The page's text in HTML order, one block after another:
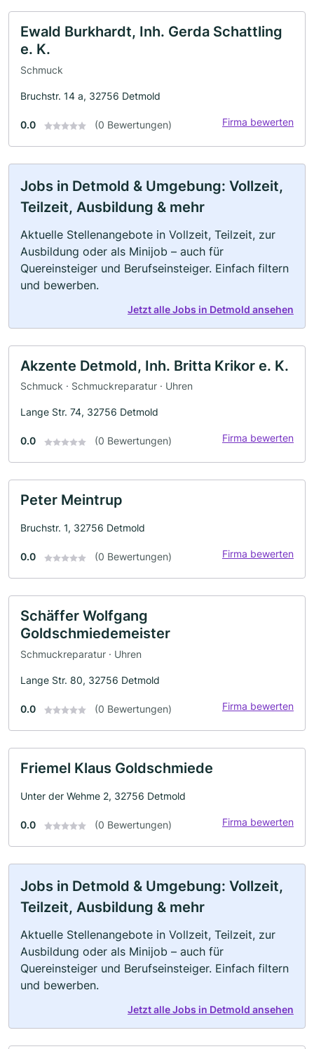
Ewald Burkhardt, Inh. Gerda Schattling
e. K.
Schmuck
Bruchstr. 14 a, 32756 Detmold
0.0 (0 Bewertungen) Firma bewerten
Jobs in Detmold & Umgebung: Vollzeit,
Teilzeit, Ausbildung & mehr
Aktuelle Stellenangebote in Vollzeit, Teilzeit, zur
Ausbildung oder als Minijob – auch für
Quereinsteiger und Berufseinsteiger. Einfach filtern
und bewerben.
Jetzt alle Jobs in Detmold ansehen
Akzente Detmold, Inh. Britta Krikor e. K.
Schmuck · Schmuckreparatur · Uhren
Lange Str. 74, 32756 Detmold
0.0 (0 Bewertungen) Firma bewerten
Peter Meintrup
Bruchstr. 1, 32756 Detmold
0.0 (0 Bewertungen) Firma bewerten
Schäffer Wolfgang
Goldschmiedemeister
Schmuckreparatur · Uhren
Lange Str. 80, 32756 Detmold
0.0 (0 Bewertungen) Firma bewerten
Friemel Klaus Goldschmiede
Unter der Wehme 2, 32756 Detmold
0.0 (0 Bewertungen) Firma bewerten
Jobs in Detmold & Umgebung: Vollzeit,
Teilzeit, Ausbildung & mehr
Aktuelle Stellenangebote in Vollzeit, Teilzeit, zur
Ausbildung oder als Minijob – auch für
Quereinsteiger und Berufseinsteiger. Einfach filtern
und bewerben.
Jetzt alle Jobs in Detmold ansehen